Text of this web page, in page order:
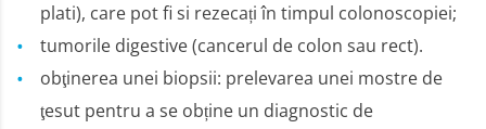
plati), care pot fi si rezecați în timpul colonoscopiei;
tumorile digestive (cancerul de colon sau rect).
obţinerea unei biopsii: prelevarea unei mostre de
ţesut pentru a se obține un diagnostic de